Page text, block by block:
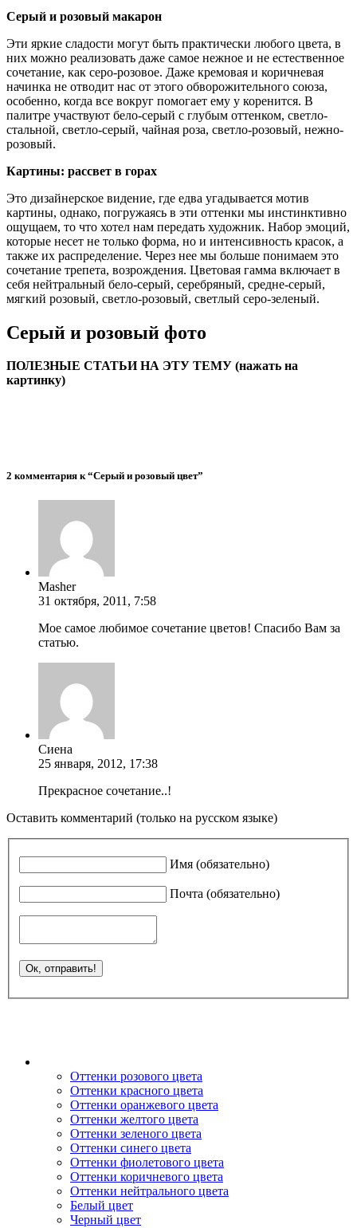
Серый и розовый макарон
Эти яркие сладости могут быть практически любого цвета, в
них можно реализовать даже самое нежное и не естественное
сочетание, как серо-розовое. Даже кремовая и коричневая
начинка не отводит нас от этого обворожительного союза,
особенно, когда все вокруг помогает ему у коренится. В
палитре участвуют бело-серый с глубым оттенком, светло-
стальной, светло-серый, чайная роза, светло-розовый, нежно-
розовый.
Картины: рассвет в горах
Это дизайнерское видение, где едва угадывается мотив
картины, однако, погружаясь в эти оттенки мы инстинктивно
ощущаем, то что хотел нам передать художник. Набор эмоций,
которые несет не только форма, но и интенсивность красок, а
также их распределение. Через нее мы больше понимаем это
сочетание трепета, возрождения. Цветовая гамма включает в
себя нейтральный бело-серый, серебряный, средне-серый,
мягкий розовый, светло-розовый, светлый серо-зеленый.
Серый и розовый фото
ПОЛЕЗНЫЕ СТАТЬИ НА ЭТУ ТЕМУ (нажать на
картинку)
2 комментария к “Серый и розовый цвет”
Masher
31 октября, 2011, 7:58
Мое самое любимое сочетание цветов! Спасибо Вам за
статью.
Сиена
25 января, 2012, 17:38
Прекрасное сочетание..!
Оставить комментарий (только на русском языке)
Имя (обязательно)
Почта (обязательно)
Оттенки розового цвета
Оттенки красного цвета
Оттенки оранжевого цвета
Оттенки желтого цвета
Оттенки зеленого цвета
Оттенки синего цвета
Оттенки фиолетового цвета
Оттенки коричневого цвета
Оттенки нейтрального цвета
Белый цвет
Черный цвет